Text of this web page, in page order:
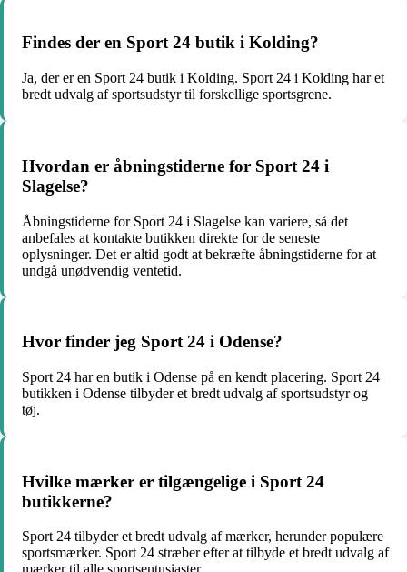
Findes der en Sport 24 butik i Kolding?
Ja, der er en Sport 24 butik i Kolding. Sport 24 i Kolding har et
bredt udvalg af sportsudstyr til forskellige sportsgrene.
Hvordan er åbningstiderne for Sport 24 i
Slagelse?
Åbningstiderne for Sport 24 i Slagelse kan variere, så det
anbefales at kontakte butikken direkte for de seneste
oplysninger. Det er altid godt at bekræfte åbningstiderne for at
undgå unødvendig ventetid.
Hvor finder jeg Sport 24 i Odense?
Sport 24 har en butik i Odense på en kendt placering. Sport 24
butikken i Odense tilbyder et bredt udvalg af sportsudstyr og
tøj.
Hvilke mærker er tilgængelige i Sport 24
butikkerne?
Sport 24 tilbyder et bredt udvalg af mærker, herunder populære
sportsmærker. Sport 24 stræber efter at tilbyde et bredt udvalg af